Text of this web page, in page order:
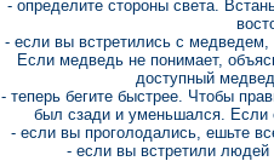
- определите стороны света.
- если вы встретились с медведем,
Если медведь не понимает,
доступный
- теперь бегите быстрее. Чтобы
был сзади и уменьшался. Если
- если вы проголодались, ешьте
- если вы встретили людей